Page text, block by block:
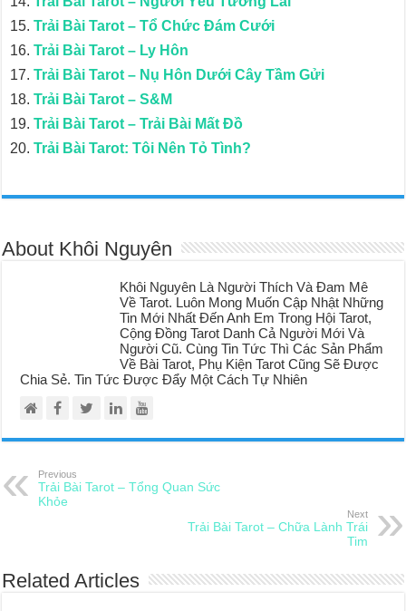
Trải Bài Tarot – Tổ Chức Đám Cưới
Trải Bài Tarot – Ly Hôn
Trải Bài Tarot – Nụ Hôn Dưới Cây Tầm Gửi
Trải Bài Tarot – S&M
Trải Bài Tarot – Trải Bài Mất Đồ
Trải Bài Tarot: Tôi Nên Tỏ Tình?
About Khôi Nguyên
Khôi Nguyên Là Người Thích Và Đam Mê
Về Tarot. Luôn Mong Muốn Cập Nhật Những
Tin Mới Nhất Đến Anh Em Trong Hội Tarot,
Cộng Đồng Tarot Danh Cả Người Mới Và
Người Cũ. Cùng Tin Tức Thì Các Sản Phẩm
Về Bài Tarot, Phụ Kiện Tarot Cũng Sẽ Được
Chia Sẻ. Tin Tức Được Đẩy Một Cách Tự Nhiên
Previous
Trải Bài Tarot – Tổng Quan Sức
Khỏe
Next
Trải Bài Tarot – Chữa Lành Trái
Tim
Related Articles